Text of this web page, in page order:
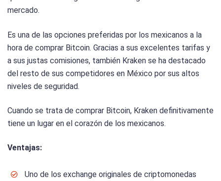
mercado.
Es una de las opciones preferidas por los mexicanos a la
hora de comprar Bitcoin. Gracias a sus excelentes tarifas y
a sus justas comisiones, también Kraken se ha destacado
del resto de sus competidores en México por sus altos
niveles de seguridad.
Cuando se trata de comprar Bitcoin, Kraken definitivamente
tiene un lugar en el corazón de los mexicanos.
Ventajas:
Uno de los exchange originales de criptomonedas